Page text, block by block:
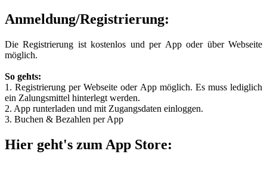
Anmeldung/Registrierung:
Die Registrierung ist kostenlos und per App oder über Webseite
möglich.
So gehts:
1. Registrierung per Webseite oder App möglich. Es muss lediglich
ein Zalungsmittel hinterlegt werden.
2. App runterladen und mit Zugangsdaten einloggen.
3. Buchen & Bezahlen per App
Hier geht's zum App Store: